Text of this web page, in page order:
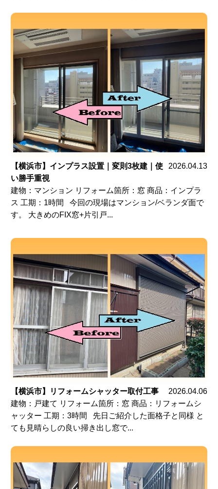
【横浜市】インプラス設置｜変則3枚建｜使
い勝手重視
2026.04.13
建物：マンション リフォーム箇所：窓 商品：インプラ
ス 工期：1時間 今回の現場はマンション/ベランダ面で
す。 大きめのFIX窓+片引戸...
【横浜市】リフォームシャッター取付工事
2026.04.06
建物：戸建て リフォーム箇所：窓 商品：リフォームシ
ャッター 工期：3時間 先日ご紹介した面格子と同様 と
ても見晴らしの良い掃き出し窓で...